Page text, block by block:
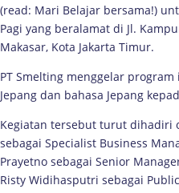
(read: Mari Belajar bersama!)
Pagi yang beralamat di Jl.
Makasar, Kota Jakarta Timur.
PT Smelting menggelar
Jepang dan bahasa Jepang
Kegiatan tersebut turut dihadiri
sebagai Specialist Business
Prayetno sebagai Senior
Risty Widihasputri sebagai